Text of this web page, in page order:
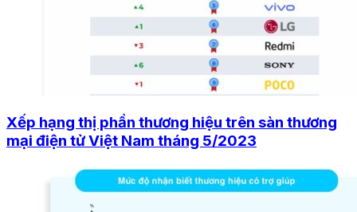
Xếp hạng thị phần thương hiệu trên sàn thương
mại điện tử Việt Nam tháng 5/2023